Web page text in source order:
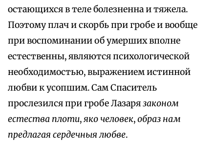
остающихся в теле болезненна и тяжела.
Поэтому плач и скорбь при гробе и вообще
при воспоминании об умерших вполне
естественны, являются психологической
необходимостью, выражением истинной
любви к усопшим. Сам Спаситель
прослезился при гробе Лазарязаконом
естества плоти,яко человек,образ нам
предлагая сердечныя любве.